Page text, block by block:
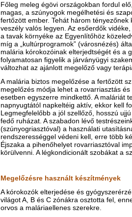
Főleg meleg égövi országokban fordul
magas, a szúnyogok megélhetési és
fertőzött ember. Tehát három tényezőnek
veszély valós legyen. Az esőerdők
a tavak környéke az Egyenlítőhöz
míg a „kultúrprogramok” (városnézés)
malária kórokozóinak elterjedtségét és a
folyamatosan figyelik a járványügyi
változhat az ajánlott megelőző vagy
A malária biztos megelőzése a fertőzött
megelőzés módja lehet a rovarriasztás
esetben egyszerre mindkettő. A maláriát
napnyugtától napkeltéig aktív, ekkor kell
Legmegfelelőbb a jól szellőző, hosszú
fedő ruházat. A szabadon lévő
(szúnyogriasztóval) a használati
rendszerességgel védeni kell, erre több
Éjszaka a pihenőhelyet rovarriasztóval
körülvenni. A légkondicionált szobákat a
Megelőzésre használt készítmények
A kórokozók elterjedése és
világot A, B és C zónákra osztotta fel,
orvos a maláriaellenes szerekre.